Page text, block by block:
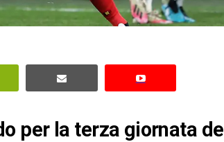
per la terza giornata del